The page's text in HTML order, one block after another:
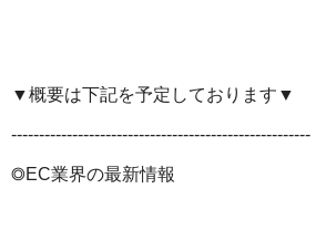
▼概要は下記を予定しております▼
------------------------------------------------------
◎EC業界の最新情報